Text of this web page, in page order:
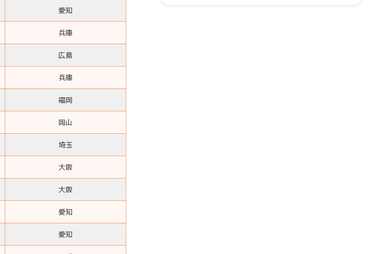
愛知
兵庫
広島
兵庫
福岡
岡山
埼玉
大阪
大阪
愛知
愛知